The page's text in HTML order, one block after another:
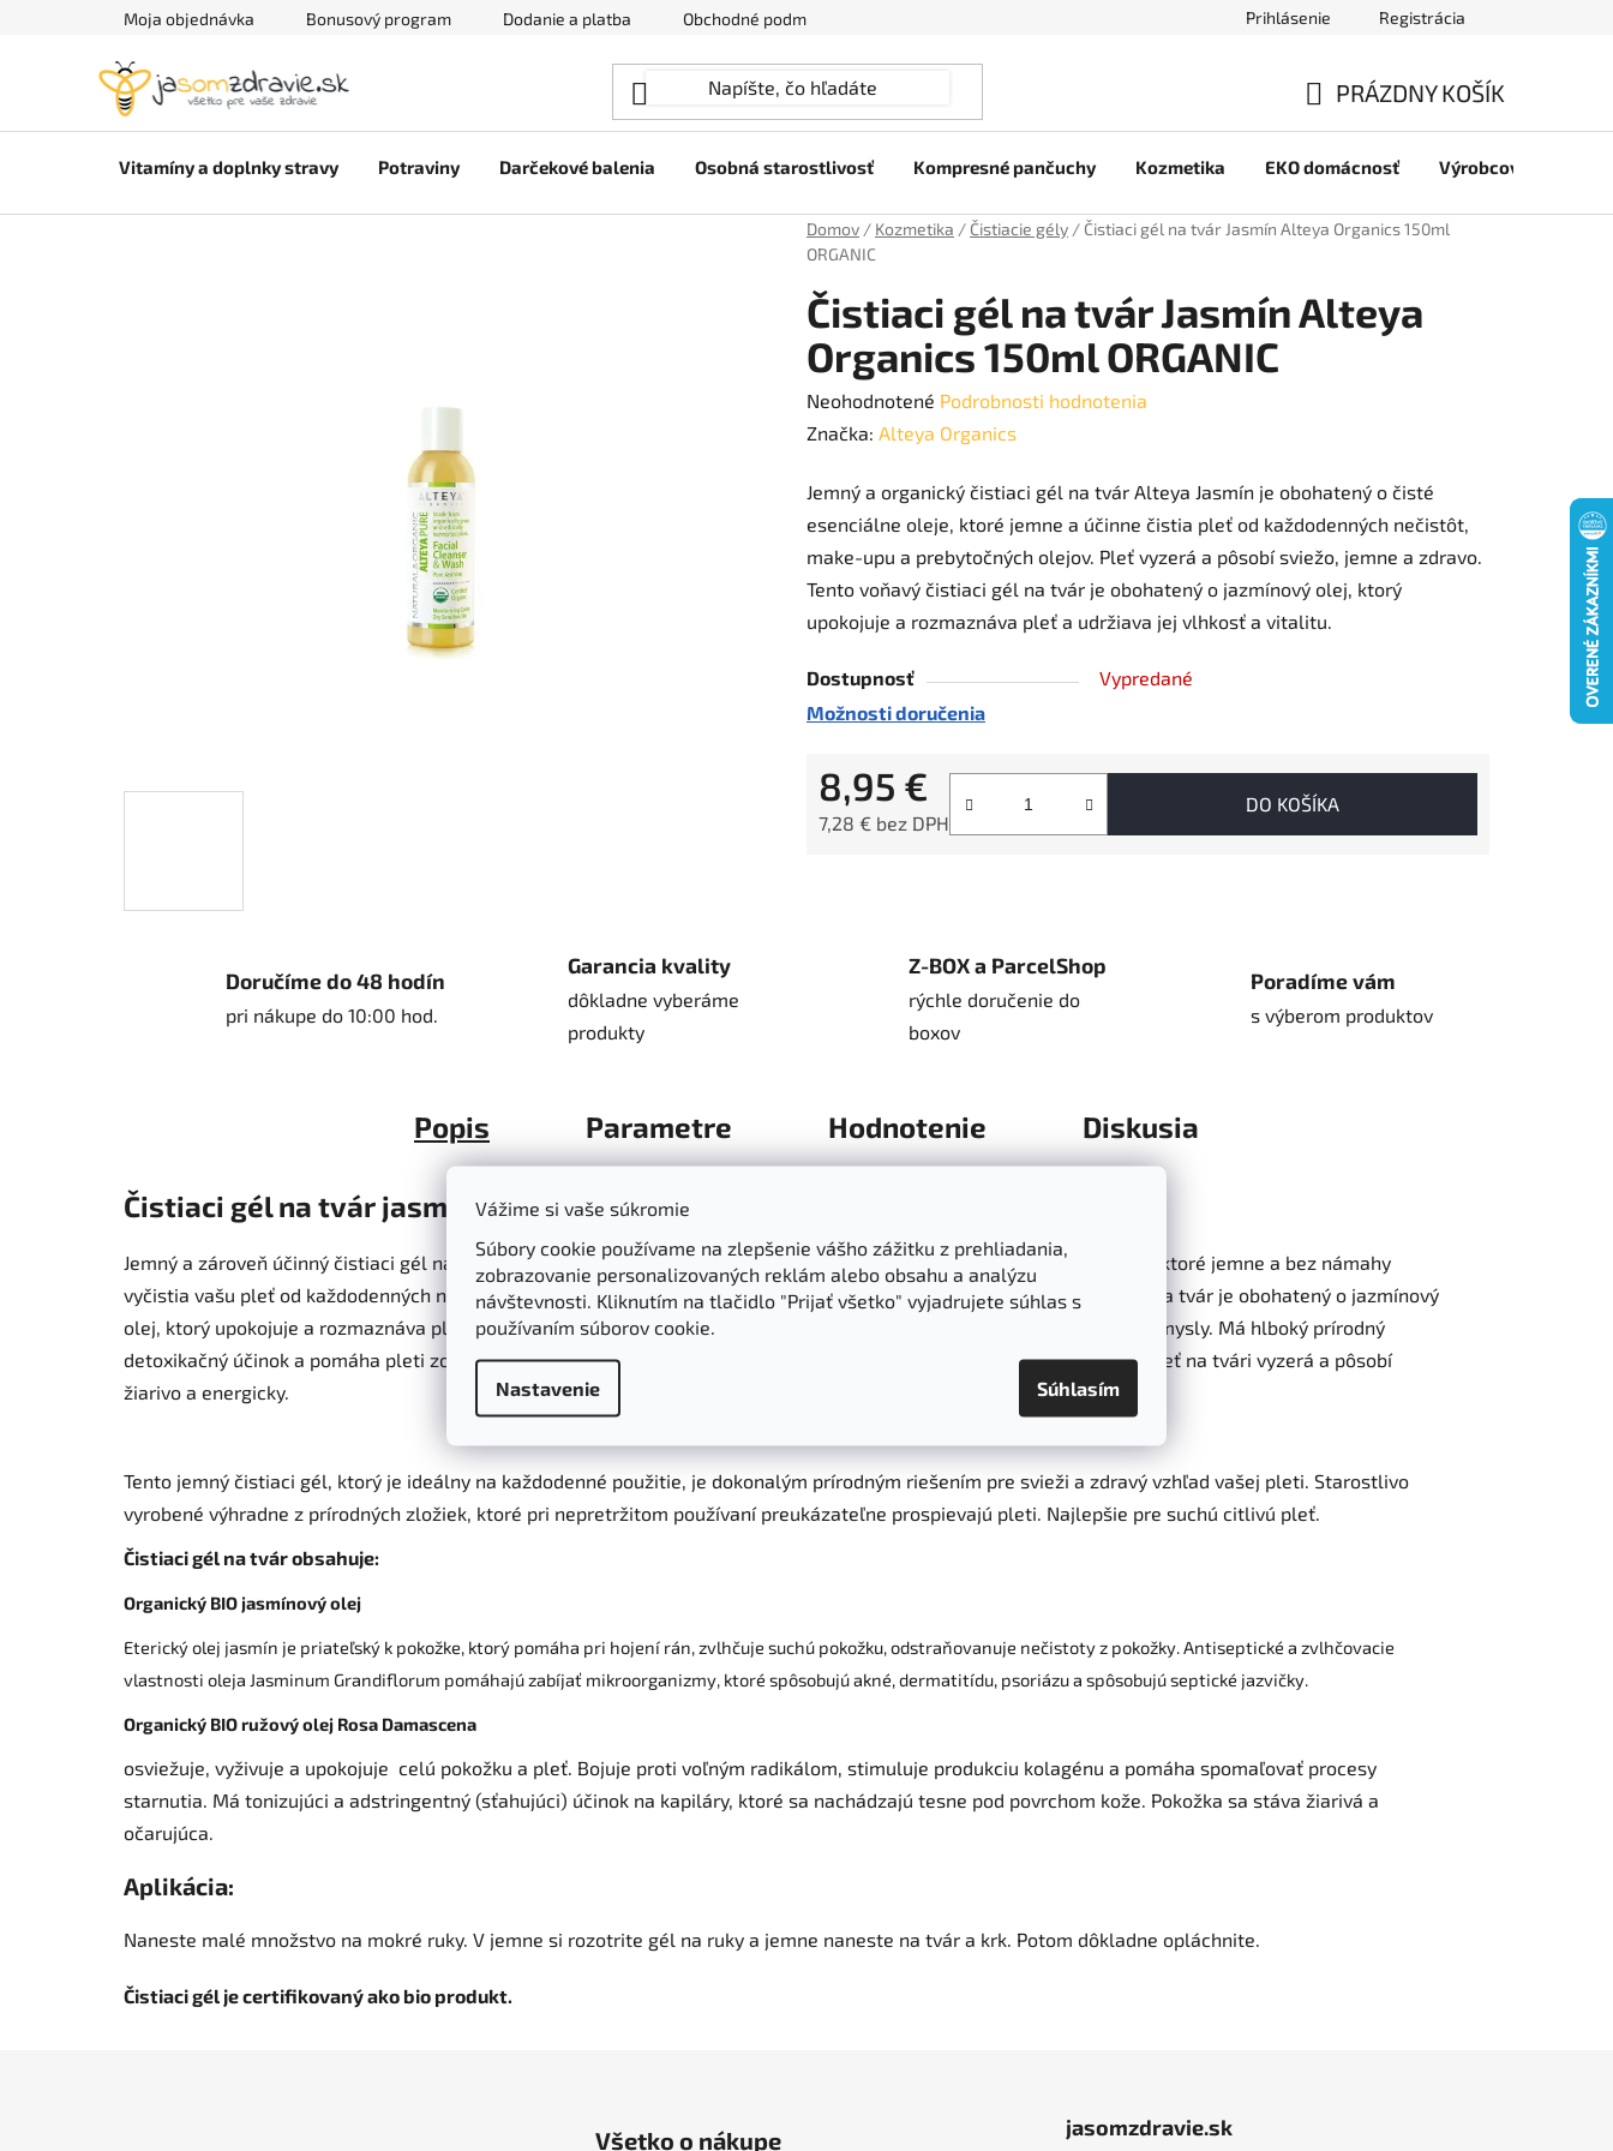
Vážime si vaše súkromie
Súbory cookie používame na zlepšenie vášho zážitku z prehliadania,
zobrazovanie personalizovaných reklám alebo obsahu a analýzu
návštevnosti. Kliknutím na tlačidlo "Prijať všetko" vyjadrujete súhlas s
používaním súborov cookie.
Nastavenie Súhlasím
Moja objednávka Bonusový program Dodanie a platba Obchodné podmienky Prihlásenie Registrácia
KOŠÍK
PRÁZDNY KOŠÍK
Vitamíny a doplnky stravy Potraviny Darčekové balenia Osobná starostlivosť Kompresné pančuchy Kozmetika EKO domácnosť Výrobcovia
Domov / Kozmetika / Čistiacie gély / Čistiaci gél na tvár Jasmín Alteya Organics 150ml
ORGANIC
Čistiaci gél na tvár Jasmín Alteya
Organics 150ml ORGANIC
Priemerné
hodnotenie
je
0,0
z
5
hviezdičiek.
Neohodnotené Podrobnosti hodnotenia
Značka: Alteya Organics
Jemný a organický čistiaci gél na tvár Alteya Jasmín je obohatený o čisté
esenciálne oleje, ktoré jemne a účinne čistia pleť od každodenných nečistôt,
make-upu a prebytočných olejov. Pleť vyzerá a pôsobí sviežo, jemne a zdravo.
Tento voňavý čistiaci gél na tvár je obohatený o jazmínový olej, ktorý
upokojuje a rozmaznáva pleť a udržiava jej vlhkosť a vitalitu.
Dostupnosť
Vypredané
Možnosti doručenia
8,95 €
7,28 € bez DPH
DO KOŠÍKA
Doručíme do 48 hodín
pri nákupe do 10:00 hod.
Garancia kvality
dôkladne vyberáme
produkty
Z-BOX a ParcelShop
rýchle doručenie do
boxov
Poradíme vám
s výberom produktov
Popis Parametre Hodnotenie Diskusia
Čistiaci gél na tvár jasmín Alteya Organics 150ml
Jemný a zároveň účinný čistiaci gél na tvár Alteya Jasmín s certifikátom USDA je obohatený o čisté a upokojujúce oleje, ktoré jemne a bez námahy
vyčistia vašu pleť od každodenných nečistôt. Pokožka vyzerá a cíti sa svieža, jemná a zdravá. Tento voňavý čistiaci gél na tvár je obohatený o jazmínový
olej, ktorý upokojuje a rozmaznáva pleť a udržiava jej vlhkosť a vitalitu. Blahodarná vôňa upokojuje myseľ a upokojuje zmysly. Má hlboký prírodný
detoxikačný účinok a pomáha pleti zostať v zdravom stave. Hĺbkovo vyživuje pleť, nepretržité používanie zaručuje, že pleť na tvári vyzerá a pôsobí
žiarivo a energicky.
Tento jemný čistiaci gél, ktorý je ideálny na každodenné použitie, je dokonalým prírodným riešením pre svieži a zdravý vzhľad vašej pleti. Starostlivo
vyrobené výhradne z prírodných zložiek, ktoré pri nepretržitom používaní preukázateľne prospievajú pleti. Najlepšie pre suchú citlivú pleť.
Čistiaci gél na tvár obsahuje:
Organický BIO jasmínový olej
Eterický olej jasmín je priateľský k pokožke, ktorý pomáha pri hojení rán, zvlhčuje suchú pokožku, odstraňovanuje nečistoty z pokožky. Antiseptické a zvlhčovacie
vlastnosti oleja Jasminum Grandiflorum pomáhajú zabíjať mikroorganizmy, ktoré spôsobujú akné, dermatitídu, psoriázu a spôsobujú septické jazvičky.
Organický BIO ružový olej Rosa Damascena
osviežuje, vyživuje a upokojuje celú pokožku a pleť. Bojuje proti voľným radikálom, stimuluje produkciu kolagénu a pomáha spomaľovať procesy
starnutia. Má tonizujúci a adstringentný (sťahujúci) účinok na kapiláry, ktoré sa nachádzajú tesne pod povrchom kože. Pokožka sa stáva žiarivá a
očarujúca.
Aplikácia:
Naneste malé množstvo na mokré ruky. V jemne si rozotrite gél na ruky a jemne naneste na tvár a krk. Potom dôkladne opláchnite.
Čistiaci gél je certifikovaný ako bio produkt.
Všetko o nákupe jasomzdravie.sk